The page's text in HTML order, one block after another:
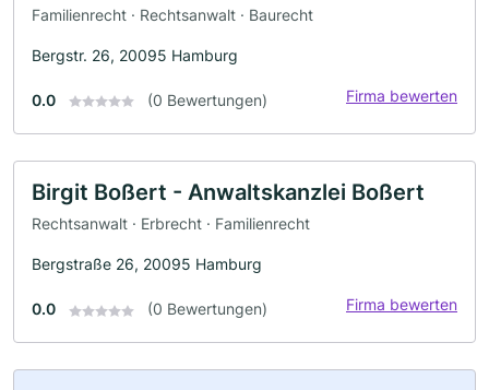
Familienrecht · Rechtsanwalt · Baurecht
Bergstr. 26, 20095 Hamburg
0.0 (0 Bewertungen) Firma bewerten
Birgit Boßert - Anwaltskanzlei Boßert
Rechtsanwalt · Erbrecht · Familienrecht
Bergstraße 26, 20095 Hamburg
0.0 (0 Bewertungen) Firma bewerten